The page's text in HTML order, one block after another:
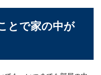
セント問題
とで家の中が